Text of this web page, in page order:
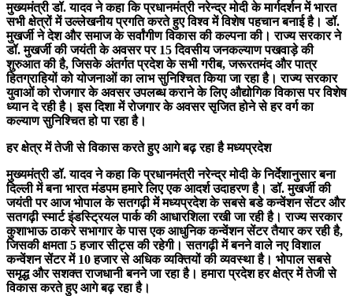
मुख्यमंत्री डॉ. यादव ने कहा कि प्रधानमंत्री नरेन्द्र मोदी के मार्गदर्शन में भारत
सभी क्षेत्रों में उल्लेखनीय प्रगति करते हुए विश्व में विशेष पहचान बनाई है। डॉ.
मुखर्जी ने देश और समाज के सर्वांगीण विकास की कल्पना की। राज्य सरकार ने
डॉ. मुखर्जी की जयंती के अवसर पर 15 दिवसीय जनकल्याण पखवाड़े की
शुरुआत की है, जिसके अंतर्गत प्रदेश के सभी गरीब, जरूरतमंद और पात्र
हितग्राहियों को योजनाओं का लाभ सुनिश्चित किया जा रहा है। राज्य सरकार
युवाओं को रोजगार के अवसर उपलब्ध कराने के लिए औद्योगिक विकास पर विशेष
ध्यान दे रही है। इस दिशा में रोजगार के अवसर सृजित होने से हर वर्ग का
कल्याण सुनिश्चित हो पा रहा है।
हर क्षेत्र में तेजी से विकास करते हुए आगे बढ़ रहा है मध्यप्रदेश
मुख्यमंत्री डॉ. यादव ने कहा कि प्रधानमंत्री नरेन्द्र मोदी के निर्देशानुसार बना
दिल्ली में बना भारत मंडपम हमारे लिए एक आदर्श उदाहरण है। डॉ. मुखर्जी की
जयंती पर आज भोपाल के सतगढ़ी में मध्यप्रदेश के सबसे बडे कन्वेंशन सेंटर और
सतगढ़ी स्मार्ट इंडस्ट्रियल पार्क की आधारशिला रखी जा रही है। राज्य सरकार
कुशाभाऊ ठाकरे सभागार के पास एक आधुनिक कन्वेंशन सेंटर तैयार कर रही है,
जिसकी क्षमता 5 हजार सीट्स की रहेगी। सतगढ़ी में बनने वाले नए विशाल
कन्वेंशन सेंटर में 10 हजार से अधिक व्यक्तियों की व्यवस्था है। भोपाल सबसे
समृद्ध और सशक्त राजधानी बनने जा रहा है। हमारा प्रदेश हर क्षेत्र में तेजी से
विकास करते हुए आगे बढ़ रहा है।